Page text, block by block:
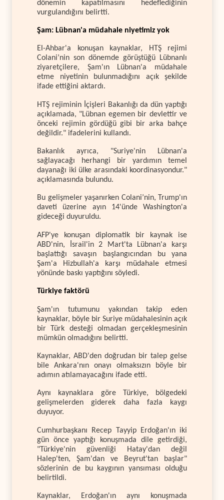
dönemin kapatılmasını hedeflediğinin
vurgulandığını belirtti.
Şam: Lübnan'a müdahale niyetimiz yok
El-Ahbar'a konuşan kaynaklar, HTŞ rejimi
Colani’nin son dönemde görüştüğü Lübnanlı
ziyaretçilere, Şam'ın Lübnan'a müdahale
etme niyetinin bulunmadığını açık şekilde
ifade ettiğini aktardı.
HTŞ rejiminin İçişleri Bakanlığı da dün yaptığı
açıklamada, "Lübnan egemen bir devlettir ve
önceki rejimin gördüğü gibi bir arka bahçe
değildir." ifadelerini kullandı.
Bakanlık ayrıca, "Suriye'nin Lübnan'a
sağlayacağı herhangi bir yardımın temel
dayanağı iki ülke arasındaki koordinasyondur."
açıklamasında bulundu.
Bu gelişmeler yaşanırken Colani’nin, Trump'ın
daveti üzerine ayın 14'ünde Washington'a
gideceği duyuruldu.
AFP'ye konuşan diplomatik bir kaynak ise
ABD'nin, İsrail'in 2 Mart'ta Lübnan'a karşı
başlattığı savaşın başlangıcından bu yana
Şam'a Hizbullah'a karşı müdahale etmesi
yönünde baskı yaptığını söyledi.
Türkiye faktörü
Şam'ın tutumunu yakından takip eden
kaynaklar, böyle bir Suriye müdahalesinin açık
bir Türk desteği olmadan gerçekleşmesinin
mümkün olmadığını belirtti.
Kaynaklar, ABD'den doğrudan bir talep gelse
bile Ankara'nın onayı olmaksızın böyle bir
adımın atılamayacağını ifade etti.
Aynı kaynaklara göre Türkiye, bölgedeki
gelişmelerden giderek daha fazla kaygı
duyuyor.
Cumhurbaşkanı Recep Tayyip Erdoğan'ın iki
gün önce yaptığı konuşmada dile getirdiği,
"Türkiye'nin güvenliği Hatay'dan değil
Halep'ten, Şam'dan ve Beyrut'tan başlar"
sözlerinin de bu kaygının yansıması olduğu
belirtildi.
Kaynaklar, Erdoğan'ın aynı konuşmada